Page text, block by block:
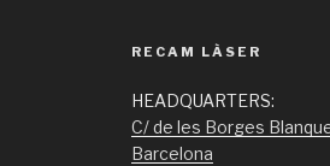
RECAM LÀSER
HEADQUARTERS:
C/ de les Borges
Barcelona